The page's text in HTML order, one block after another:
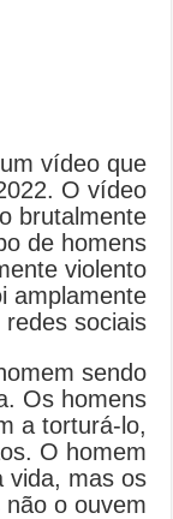
vídeo que
O vídeo
brutalmente
de homens
violento
amplamente
sociais.
sendo
Os homens
a torturá-lo,
O homem
vida, mas os
o ouvem.